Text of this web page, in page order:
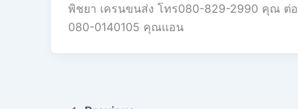
พิชยา เครนขนส่ง โทร080-829-2990 คุณ ต่อ
080-0140105 คุณเเอน